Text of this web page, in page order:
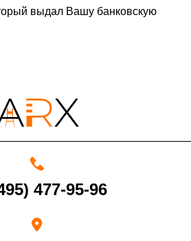
выдал Вашу банковскую
477-95-96